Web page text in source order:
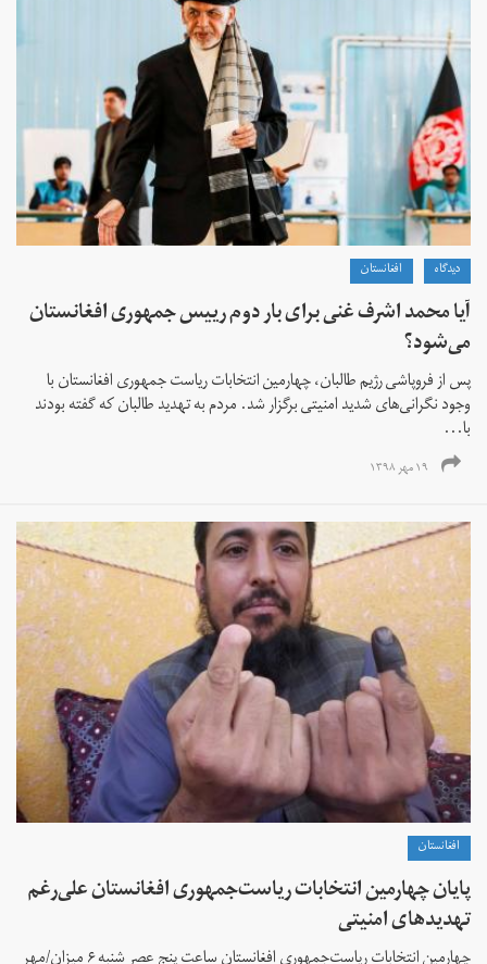
دیدگاه افغانستان
آیا محمد اشرف غنی برای بار دوم رییس جمهوری افغانستان
می‌شود؟
پس از فروپاشی رژیم طالبان، چهارمین انتخابات ریاست جمهوری افغانستان با
وجود نگرانی‌های شدید امنیتی برگزار شد. مردم به تهدید طالبان که گفته بودند
با...
۱۹ مهر ۱۳۹۸
افغانستان
پایان چهارمین انتخابات ریاست‌جمهوری افغانستان علی‌رغم
تهدیدهای امنیتی